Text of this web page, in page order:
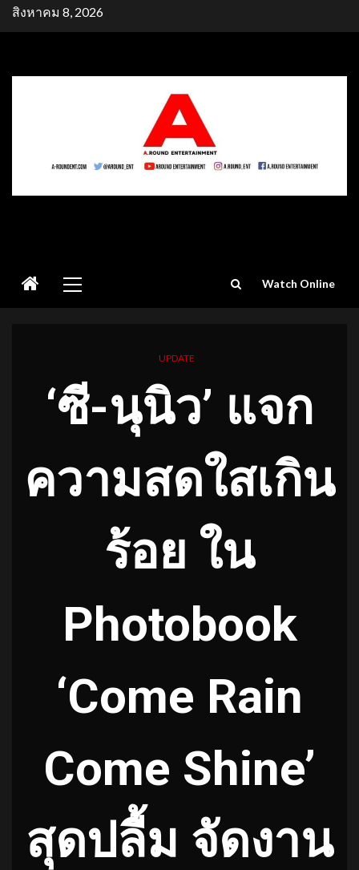
Skipสิงหาคม 8, 2026
Menu
Watch Online
UPDATE
‘ซี-นุนิว’ แจก
ความสดใสเกิน
ร้อย ใน
Photobook
‘Come Rain
Come Shine’
สุดปลื้ม จัดงาน